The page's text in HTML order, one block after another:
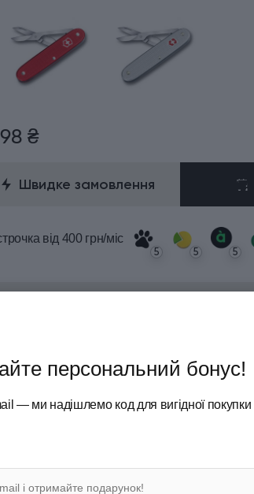
₴
Швидке замовлення
від 400 грн/міс
5 5 5
Умови безкоштовної доставки
Оплата карткою або під час отримання
персональний бонус!
— ми надішлемо код для вигідної покупки